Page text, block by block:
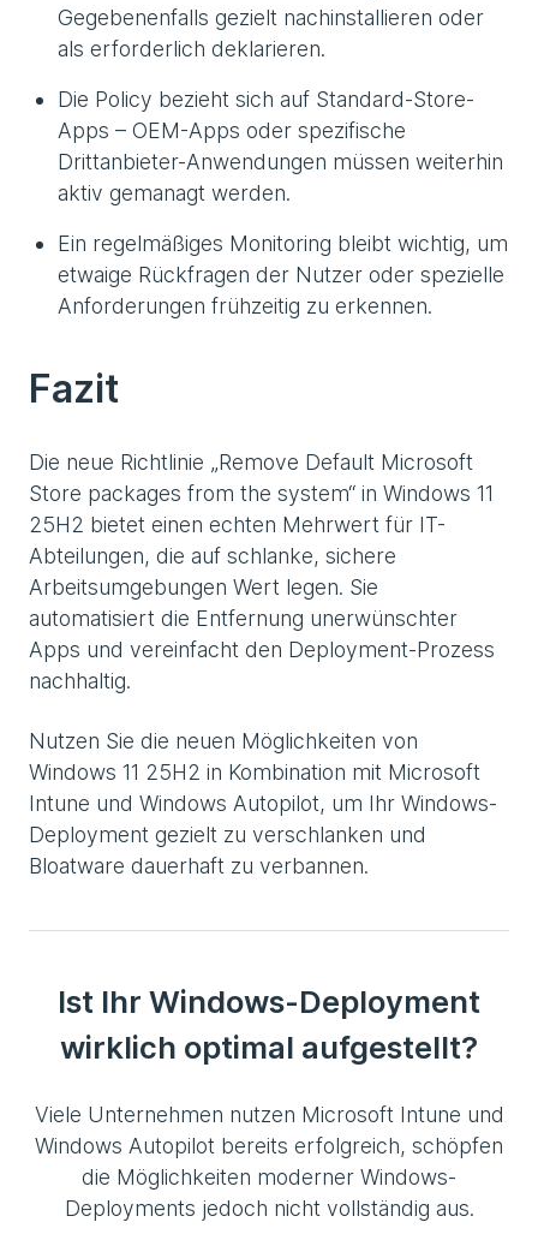
Gegebenenfalls gezielt nachinstallieren oder
als erforderlich deklarieren.
Die Policy bezieht sich auf Standard-Store-
Apps – OEM-Apps oder spezifische
Drittanbieter-Anwendungen müssen weiterhin
aktiv gemanagt werden.
Ein regelmäßiges Monitoring bleibt wichtig, um
etwaige Rückfragen der Nutzer oder spezielle
Anforderungen frühzeitig zu erkennen.
Fazit
Die neue Richtlinie „Remove Default Microsoft
Store packages from the system“ in Windows 11
25H2 bietet einen echten Mehrwert für IT-
Abteilungen, die auf schlanke, sichere
Arbeitsumgebungen Wert legen. Sie
automatisiert die Entfernung unerwünschter
Apps und vereinfacht den Deployment-Prozess
nachhaltig.
Nutzen Sie die neuen Möglichkeiten von
Windows 11 25H2 in Kombination mit Microsoft
Intune und Windows Autopilot, um Ihr Windows-
Deployment gezielt zu verschlanken und
Bloatware dauerhaft zu verbannen.
Ist Ihr Windows-Deployment
wirklich optimal aufgestellt?
Viele Unternehmen nutzen Microsoft Intune und
Windows Autopilot bereits erfolgreich, schöpfen
die Möglichkeiten moderner Windows-
Deployments jedoch nicht vollständig aus.